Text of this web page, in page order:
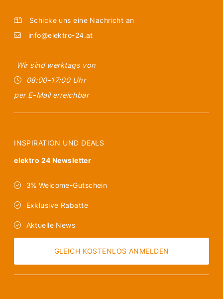
Schicke uns eine Nachricht an
info@elektro-24.at
Wir sind werktags von
08:00-17:00 Uhr
per E-Mail erreichbar
INSPIRATION UND DEALS
elektro 24 Newsletter
3% Welcome-Gutschein
Exklusive Rabatte
Aktuelle News
GLEICH KOSTENLOS ANMELDEN